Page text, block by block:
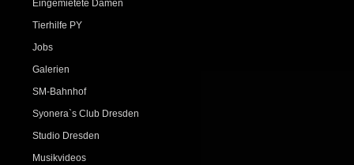
Eingemietete Damen
Tierhilfe PY
Jobs
Galerien
SM-Bahnhof
Syonera`s Club Dresden
Studio Dresden
Musikvideos